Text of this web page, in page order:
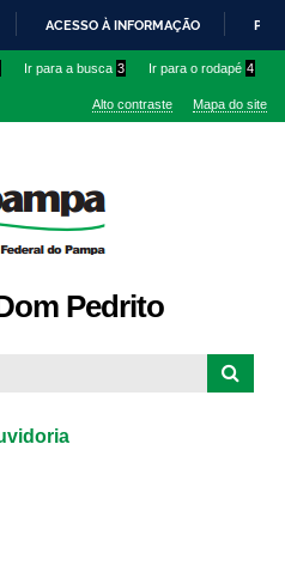
IR
O
ACESSO À INFORMAÇÃO
Ir para a busca 3 Ir para o rodapé 4
Alto contraste Mapa do site
Pedrito